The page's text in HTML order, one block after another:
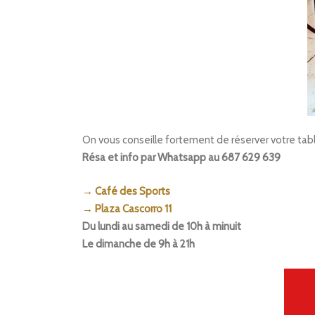
On vous conseille fortement de réserver votre
Résa et info par Whatsapp au 687 629 639
→ Café des Sports
→ Plaza Cascorro 11
Du lundi au samedi de 10h à minuit
Le dimanche de 9h à 21h